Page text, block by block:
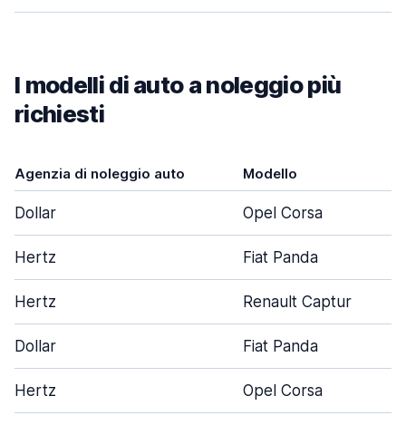
I modelli di auto a noleggio più
richiesti
Agenzia di noleggio auto Modello
Dollar Opel Corsa
Hertz Fiat Panda
Hertz Renault Captur
Dollar Fiat Panda
Hertz Opel Corsa